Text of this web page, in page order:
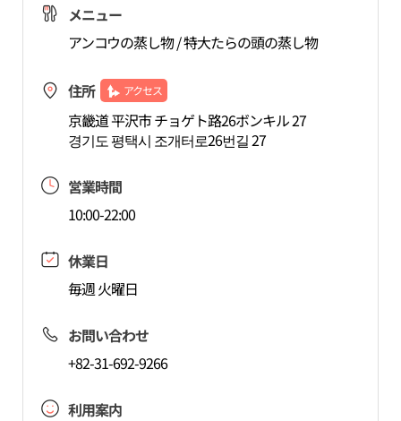
メニュー
アンコウの蒸し物 / 特大たらの頭の蒸し物
住所 アクセス
京畿道 平沢市 チョゲト路26ボンキル 27
경기도 평택시 조개터로26번길 27
営業時間
10:00-22:00
休業日
毎週 火曜日
お問い合わせ
+82-31-692-9266
利用案内